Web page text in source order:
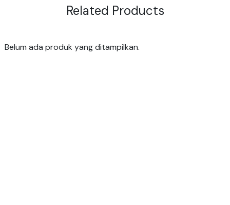
Related Products
Belum ada produk yang ditampilkan.